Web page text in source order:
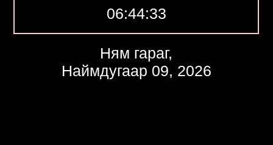
06:44:34
Ням гараг,
Наймдугаар 09, 2026